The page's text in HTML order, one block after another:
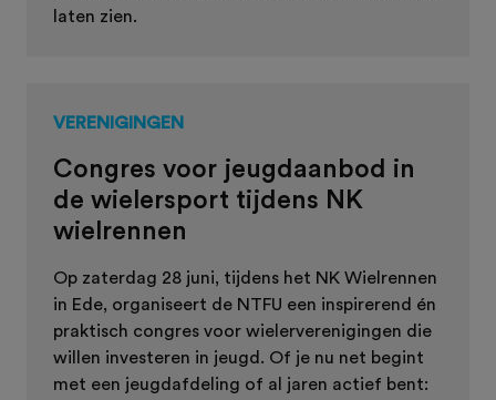
laten zien.
VERENIGINGEN
Congres voor jeugdaanbod in
de wielersport tijdens NK
wielrennen
Op zaterdag 28 juni, tijdens het NK Wielrennen
in Ede, organiseert de NTFU een inspirerend én
praktisch congres voor wielerverenigingen die
willen investeren in jeugd. Of je nu net begint
met een jeugdafdeling of al jaren actief bent: